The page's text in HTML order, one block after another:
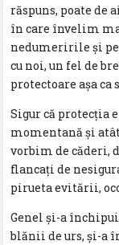
răspuns, poate de
în care învelim
nedumeririle şi
cu noi, un fel de
protectoare aşa ca
Sigur că protecţia
momentană şi
vorbim de căderi,
flancaţi de
pirueta evitării,
Genel şi-a
blănii de urs, şi-a